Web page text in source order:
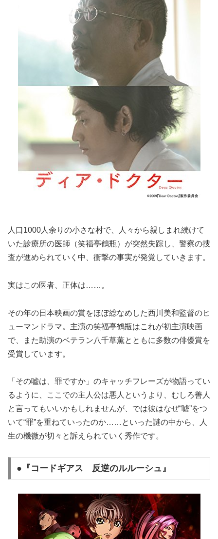
人口1000人余りの小さな村で、人々から親しまれ続けて
いた診療所の医師（笑福亭鶴瓶）が突然失踪し、警察の捜
査が進められていく中、衝撃の事実が発覚していきます。
実はこの医者、正体は……。
その年の日本映画の賞をほぼ総なめした西川美和監督のヒ
ューマンドラマ。主演の笑福亭鶴瓶はこれが初主演映画
で、また助演のベテラン八千草薫とともに多数の俳優賞を
受賞しています。
「その嘘は、罪ですか」のキャッチフレーズが物語ってい
るように、ここでの主人公は悪人というより、むしろ善人
と言ってもいいかもしれませんが、では彼はなぜ“嘘”をつ
いて“罪”を重ねていったのか……といった謎の中から、人
生の機微が切々と訴えられていく秀作です。
●『コードギアス 反逆のルルーシュ』